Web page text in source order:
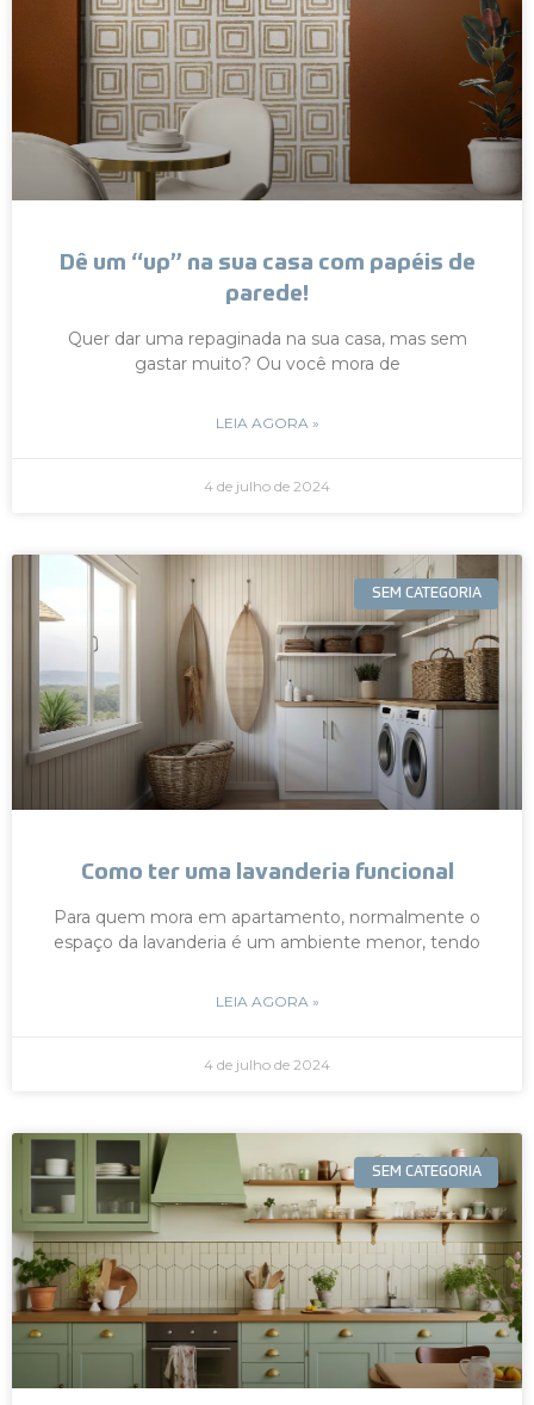
Dê um “up” na sua casa com papéis de
parede!
Quer dar uma repaginada na sua casa, mas sem
gastar muito? Ou você mora de
LEIA AGORA »
4 de julho de 2024
SEM CATEGORIA
Como ter uma lavanderia funcional
Para quem mora em apartamento, normalmente o
espaço da lavanderia é um ambiente menor, tendo
LEIA AGORA »
4 de julho de 2024
SEM CATEGORIA